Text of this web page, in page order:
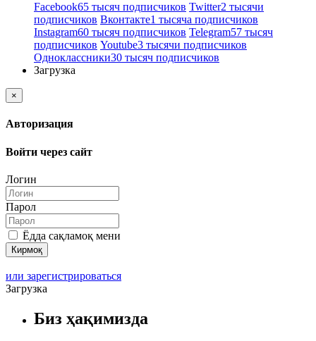
Facebook65 тысяч подписчиков Twitter2 тысячи
подписчиков Вконтакте1 тысяча подписчиков
Instagram60 тысяч подписчиков Telegram57 тысяч
подписчиков Youtube3 тысячи подписчиков
Одноклассники30 тысяч подписчиков
Загрузка
×
Авторизация
Войти через сайт
Логин
Парол
Ёдда сақламоқ мени
или зарегистрироваться
Загрузка
Биз ҳақимизда